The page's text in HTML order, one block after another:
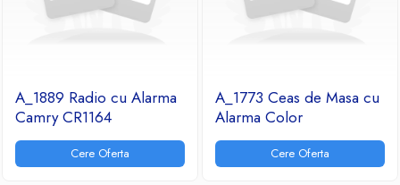
A_1889 Radio cu Alarma
Camry CR1164
Cere Oferta
A_1773 Ceas de Masa cu
Alarma Color
Cere Oferta